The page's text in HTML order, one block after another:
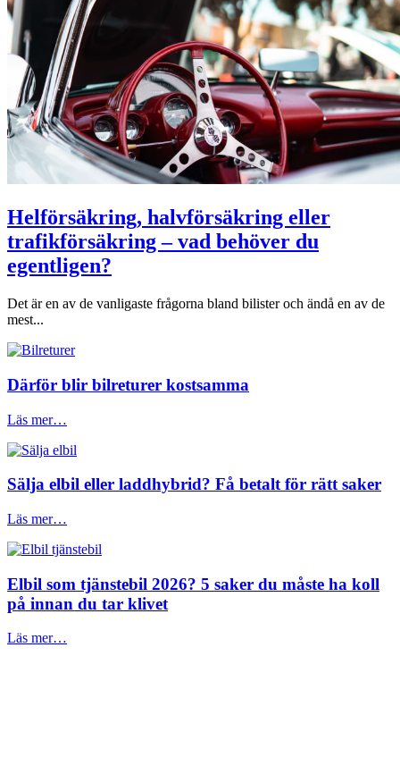
Helförsäkring, halvförsäkring eller
trafikförsäkring – vad behöver du
egentligen?
Det är en av de vanligaste frågorna bland bilister och ändå en av de
mest...
Därför blir bilreturer kostsamma
Läs mer…
Sälja elbil eller laddhybrid? Få betalt för rätt saker
Läs mer…
Elbil som tjänstebil 2026? 5 saker du måste ha koll
på innan du tar klivet
Läs mer…